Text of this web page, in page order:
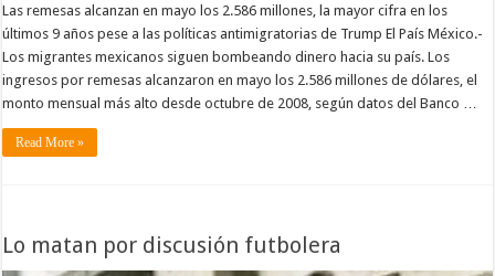
Las remesas alcanzan en mayo los 2.586 millones, la mayor cifra en los
últimos 9 años pese a las políticas antimigratorias de Trump El País México.-
Los migrantes mexicanos siguen bombeando dinero hacia su país. Los
ingresos por remesas alcanzaron en mayo los 2.586 millones de dólares, el
monto mensual más alto desde octubre de 2008, según datos del Banco …
Read More »
Lo matan por discusión futbolera